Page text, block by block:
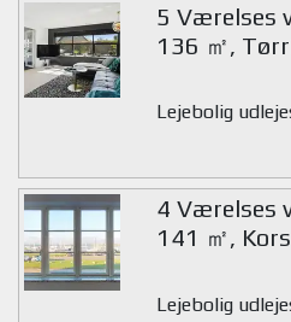
5 Værelses
136 ㎡,
Lejebolig
4 Værelses
141 ㎡,
Lejebolig